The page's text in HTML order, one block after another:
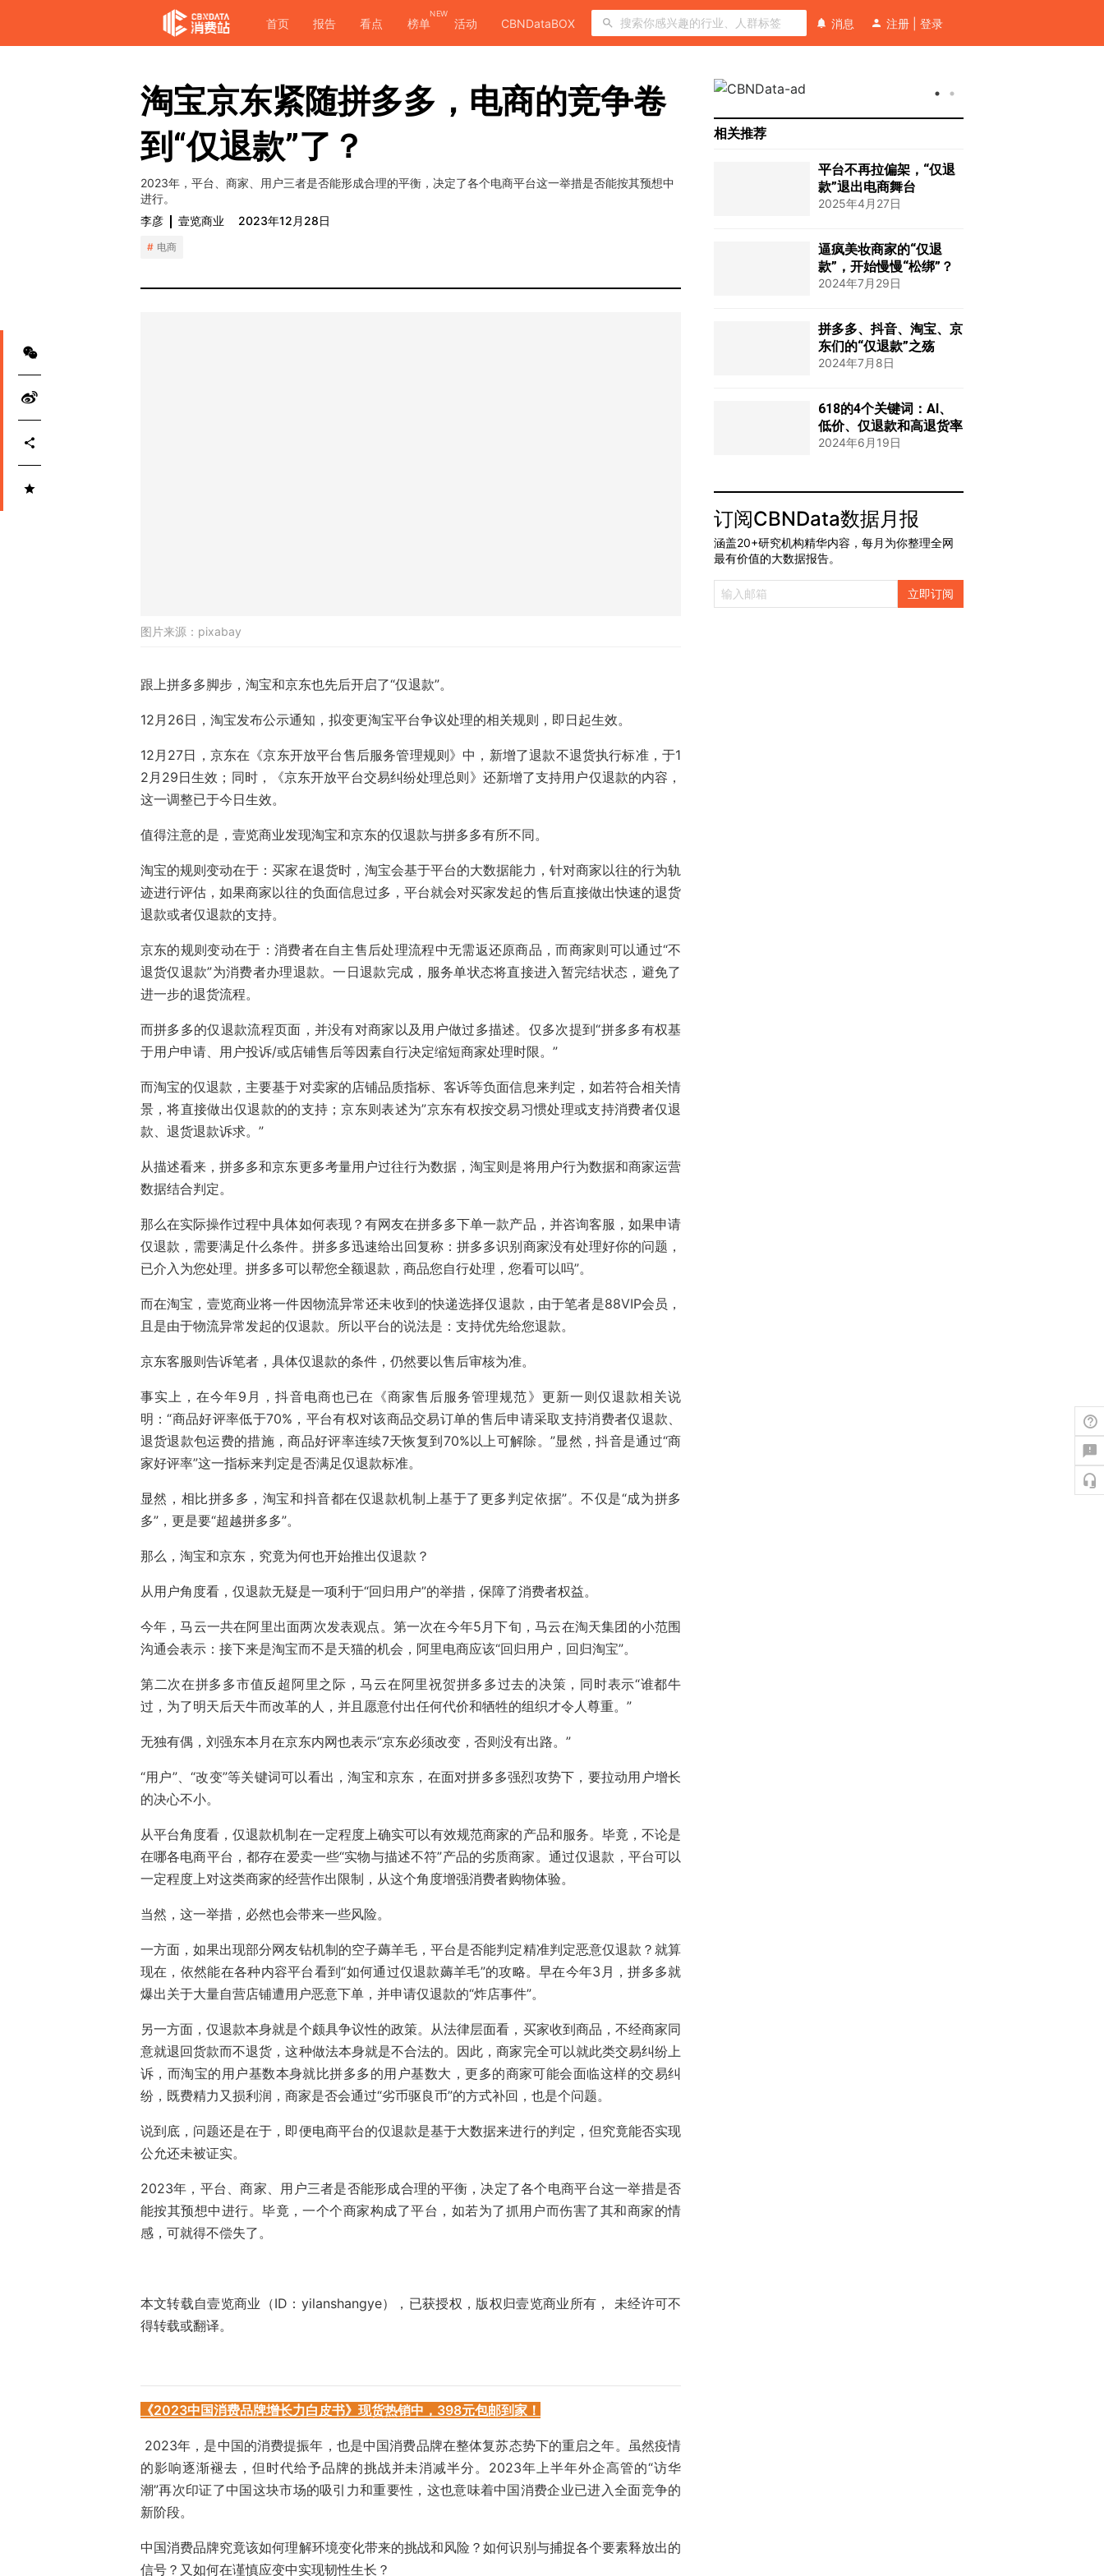
首页 报告 看点 榜单
NEW
活动 CBNDataBOX 消息 注册 登录
淘宝京东紧随拼多多，电商的竞争卷
到“仅退款”了？
2023年，平台、商家、用户三者是否能形成合理的平衡，决定了各个电商平台这一举措是否能按其预想中
进行。
李彦
壹览商业 2023年12月28日
电商
图片来源： pixabay
跟上拼多多脚步，淘宝和京东也先后开启了“仅退款”。
12月26日，淘宝发布公示通知，拟变更淘宝平台争议处理的相关规则，即日起生效。
12月27日，京东在《京东开放平台售后服务管理规则》中，新增了退款不退货执行标准，于1
2月29日生效；同时，《京东开放平台交易纠纷处理总则》还新增了支持用户仅退款的内容，
这一调整已于今日生效。
值得注意的是，壹览商业发现淘宝和京东的仅退款与拼多多有所不同。
淘宝的规则变动在于：买家在退货时，淘宝会基于平台的大数据能力，针对商家以往的行为轨
迹进行评估，如果商家以往的负面信息过多，平台就会对买家发起的售后直接做出快速的退货
退款或者仅退款的支持。
京东的规则变动在于：消费者在自主售后处理流程中无需返还原商品，而商家则可以通过“不
退货仅退款”为消费者办理退款。一日退款完成，服务单状态将直接进入暂完结状态，避免了
进一步的退货流程。
而拼多多的仅退款流程页面，并没有对商家以及用户做过多描述。仅多次提到“拼多多有权基
于用户申请、用户投诉/或店铺售后等因素自行决定缩短商家处理时限。”
而淘宝的仅退款，主要基于对卖家的店铺品质指标、客诉等负面信息来判定，如若符合相关情
景，将直接做出仅退款的的支持；京东则表述为”京东有权按交易习惯处理或支持消费者仅退
款、退货退款诉求。”
从描述看来，拼多多和京东更多考量用户过往行为数据，淘宝则是将用户行为数据和商家运营
数据结合判定。
那么在实际操作过程中具体如何表现？有网友在拼多多下单一款产品，并咨询客服，如果申请
仅退款，需要满足什么条件。拼多多迅速给出回复称：拼多多识别商家没有处理好你的问题，
已介入为您处理。拼多多可以帮您全额退款，商品您自行处理，您看可以吗”。
而在淘宝，壹览商业将一件因物流异常还未收到的快递选择仅退款，由于笔者是88VIP会员，
且是由于物流异常发起的仅退款。所以平台的说法是：支持优先给您退款。
京东客服则告诉笔者，具体仅退款的条件，仍然要以售后审核为准。
事实上，在今年9月，抖音电商也已在《商家售后服务管理规范》更新一则仅退款相关说
明：“商品好评率低于70%，平台有权对该商品交易订单的售后申请采取支持消费者仅退款、
退货退款包运费的措施，商品好评率连续7天恢复到70%以上可解除。”显然，抖音是通过“商
家好评率”这一指标来判定是否满足仅退款标准。
显然，相比拼多多，淘宝和抖音都在仅退款机制上基于了更多判定依据”。不仅是“成为拼多
多”，更是要“超越拼多多”。
那么，淘宝和京东，究竟为何也开始推出仅退款？
从用户角度看，仅退款无疑是一项利于“回归用户”的举措，保障了消费者权益。
今年，马云一共在阿里出面两次发表观点。第一次在今年5月下旬，马云在淘天集团的小范围
沟通会表示：接下来是淘宝而不是天猫的机会，阿里电商应该“回归用户，回归淘宝”。
第二次在拼多多市值反超阿里之际，马云在阿里祝贺拼多多过去的决策，同时表示“谁都牛
过，为了明天后天牛而改革的人，并且愿意付出任何代价和牺牲的组织才令人尊重。”
无独有偶，刘强东本月在京东内网也表示“京东必须改变，否则没有出路。”
“用户”、“改变”等关键词可以看出，淘宝和京东，在面对拼多多强烈攻势下，要拉动用户增长
的决心不小。
从平台角度看，仅退款机制在一定程度上确实可以有效规范商家的产品和服务。毕竟，不论是
在哪各电商平台，都存在爱卖一些“实物与描述不符”产品的劣质商家。通过仅退款，平台可以
一定程度上对这类商家的经营作出限制，从这个角度增强消费者购物体验。
当然，这一举措，必然也会带来一些风险。
一方面，如果出现部分网友钻机制的空子薅羊毛，平台是否能判定精准判定恶意仅退款？就算
现在，依然能在各种内容平台看到“如何通过仅退款薅羊毛”的攻略。早在今年3月，拼多多就
爆出关于大量自营店铺遭用户恶意下单，并申请仅退款的“炸店事件”。
另一方面，仅退款本身就是个颇具争议性的政策。从法律层面看，买家收到商品，不经商家同
意就退回货款而不退货，这种做法本身就是不合法的。因此，商家完全可以就此类交易纠纷上
诉，而淘宝的用户基数本身就比拼多多的用户基数大，更多的商家可能会面临这样的交易纠
纷，既费精力又损利润，商家是否会通过“劣币驱良币”的方式补回，也是个问题。
说到底，问题还是在于，即便电商平台的仅退款是基于大数据来进行的判定，但究竟能否实现
公允还未被证实。
2023年，平台、商家、用户三者是否能形成合理的平衡，决定了各个电商平台这一举措是否
能按其预想中进行。毕竟，一个个商家构成了平台，如若为了抓用户而伤害了其和商家的情
感，可就得不偿失了。
本文转载自壹览商业（ID：yilanshangye），已获授权，版权归壹览商业所有， 未经许可不
得转载或翻译。
《2023中国消费品牌增长力白皮书》现货热销中，398元包邮到家！
2023年，是中国的消费提振年，也是中国消费品牌在整体复苏态势下的重启之年。虽然疫情
的影响逐渐褪去，但时代给予品牌的挑战并未消减半分。2023年上半年外企高管的“访华
潮”再次印证了中国这块市场的吸引力和重要性，这也意味着中国消费企业已进入全面竞争的
新阶段。
中国消费品牌究竟该如何理解环境变化带来的挑战和风险？如何识别与捕捉各个要素释放出的
信号？又如何在谨慎应变中实现韧性生长？
相关推荐
平台不再拉偏架，“仅退
款”退出电商舞台
2025年4月27日
逼疯美妆商家的“仅退
款”，开始慢慢“松绑”？
2024年7月29日
拼多多、抖音、淘宝、京
东们的“仅退款”之殇
2024年7月8日
618的4个关键词：AI、
低价、仅退款和高退货率
2024年6月19日
订阅CBNData数据月报
涵盖20+研究机构精华内容，每月为你整理全网
最有价值的大数据报告。
立即订阅